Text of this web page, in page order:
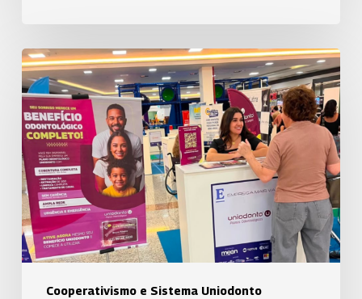
Cooperativismo e Sistema Uniodonto
Uniodonto
de
São
José
dos
Campos
participa
do
Emprega
Mais
Vale